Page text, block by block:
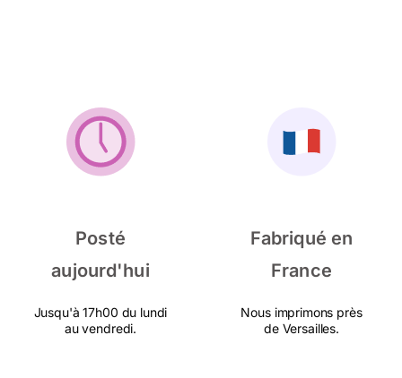
Posté
aujourd'hui
Jusqu'à 17h00 du lundi
au vendredi.
Fabriqué en
France
Nous imprimons près
de Versailles.